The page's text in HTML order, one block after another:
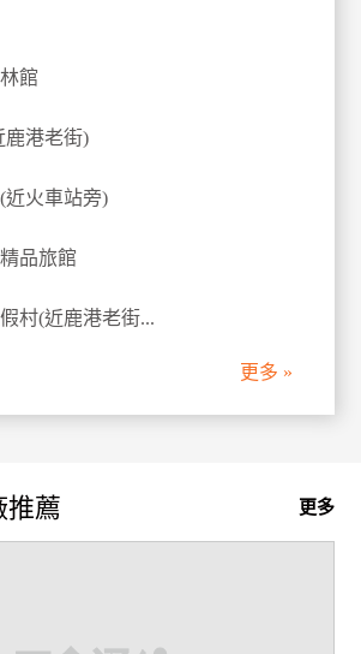
館
鹿港老街)
近火車站旁)
品旅館
村(近鹿港老街...
更多 »
更多
推薦